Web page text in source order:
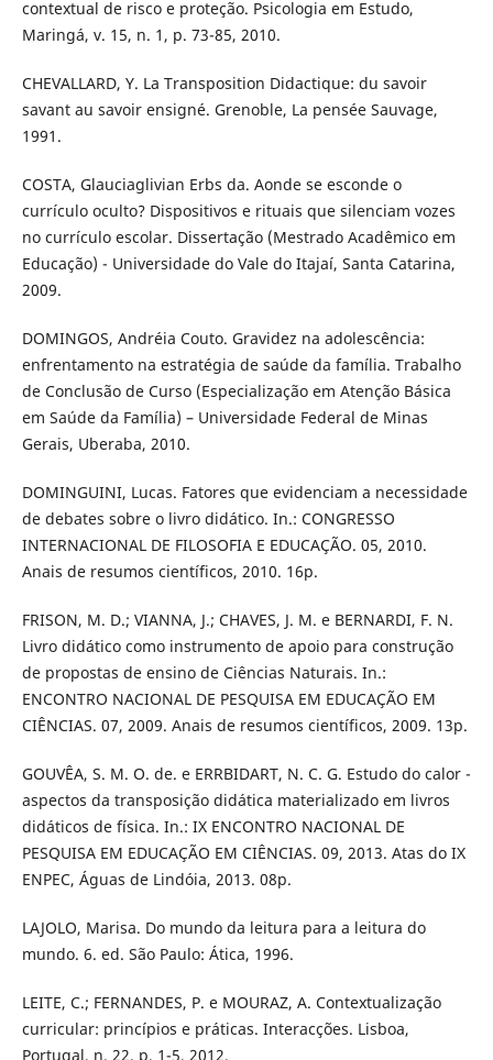
contextual de risco e proteção. Psicologia em Estudo,
Maringá, v. 15, n. 1, p. 73-85, 2010.
CHEVALLARD, Y. La Transposition Didactique: du savoir
savant au savoir ensigné. Grenoble, La pensée Sauvage,
1991.
COSTA, Glauciaglivian Erbs da. Aonde se esconde o
currículo oculto? Dispositivos e rituais que silenciam vozes
no currículo escolar. Dissertação (Mestrado Acadêmico em
Educação) - Universidade do Vale do Itajaí, Santa Catarina,
2009.
DOMINGOS, Andréia Couto. Gravidez na adolescência:
enfrentamento na estratégia de saúde da família. Trabalho
de Conclusão de Curso (Especialização em Atenção Básica
em Saúde da Família) – Universidade Federal de Minas
Gerais, Uberaba, 2010.
DOMINGUINI, Lucas. Fatores que evidenciam a necessidade
de debates sobre o livro didático. In.: CONGRESSO
INTERNACIONAL DE FILOSOFIA E EDUCAÇÃO. 05, 2010.
Anais de resumos científicos, 2010. 16p.
FRISON, M. D.; VIANNA, J.; CHAVES, J. M. e BERNARDI, F. N.
Livro didático como instrumento de apoio para construção
de propostas de ensino de Ciências Naturais. In.:
ENCONTRO NACIONAL DE PESQUISA EM EDUCAÇÃO EM
CIÊNCIAS. 07, 2009. Anais de resumos científicos, 2009. 13p.
GOUVÊA, S. M. O. de. e ERRBIDART, N. C. G. Estudo do calor -
aspectos da transposição didática materializado em livros
didáticos de física. In.: IX ENCONTRO NACIONAL DE
PESQUISA EM EDUCAÇÃO EM CIÊNCIAS. 09, 2013. Atas do IX
ENPEC, Águas de Lindóia, 2013. 08p.
LAJOLO, Marisa. Do mundo da leitura para a leitura do
mundo. 6. ed. São Paulo: Ática, 1996.
LEITE, C.; FERNANDES, P. e MOURAZ, A. Contextualização
curricular: princípios e práticas. Interacções. Lisboa,
Portugal, n. 22, p. 1-5, 2012.